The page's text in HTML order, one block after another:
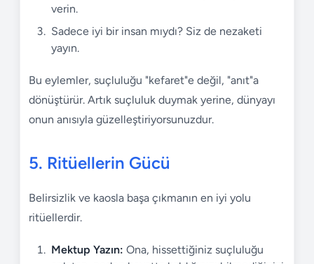
verin.
Sadece iyi bir insan mıydı? Siz de nezaketi
yayın.
Bu eylemler, suçluluğu "kefaret"e değil, "anıt"a
dönüştürür. Artık suçluluk duymak yerine, dünyayı
onun anısıyla güzelleştiriyorsunuzdur.
5. Ritüellerin Gücü
Belirsizlik ve kaosla başa çıkmanın en iyi yolu
ritüellerdir.
Mektup Yazın: Ona, hissettiğiniz suçluluğu